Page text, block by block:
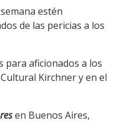
estén
de las pericias a los
para aficionados a los
Kirchner y en el
en Buenos Aires,